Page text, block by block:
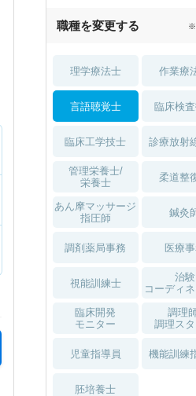
職種を変更する ※
理学療法士 作業療
言語聴覚士 臨床検
臨床工学技士 診療放射
管理栄養士/
栄養士
柔道整
あん摩マッサージ
指圧師
鍼灸
調剤薬局事務 医療
視能訓練士
治験
コーディ
臨床開発
モニター
調理
調理ス
児童指導員 機能訓練
胚培養士